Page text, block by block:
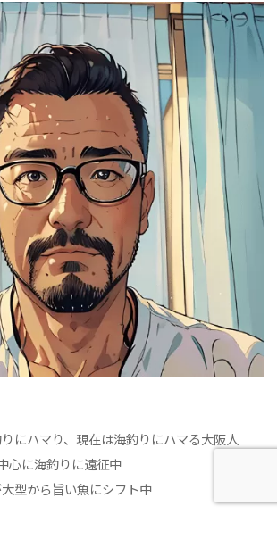
にハマり、現在は海釣りにハマる大阪人
心に海釣りに遠征中
型から旨い魚にシフト中